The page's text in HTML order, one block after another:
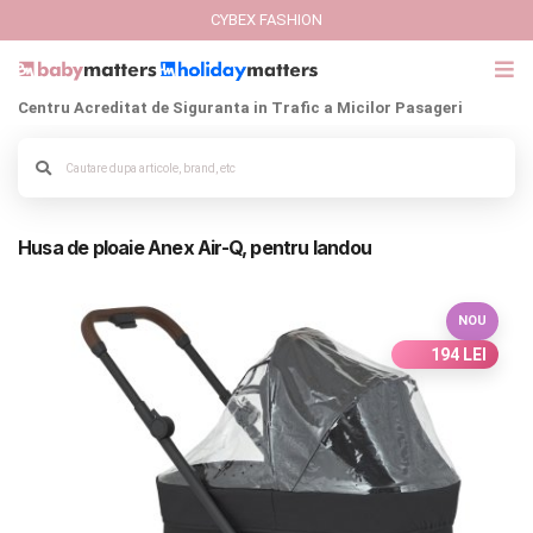
Italbaby Collections
Branduri
CARUCIOARE COPII
SCAUNE AUTO
SCOICI AUTO
CYBEX FASHION
Centru Acreditat de Siguranta in Trafic a Micilor Pasageri
Husa de ploaie Anex Air-Q, pentru landou
NOU
194 LEI